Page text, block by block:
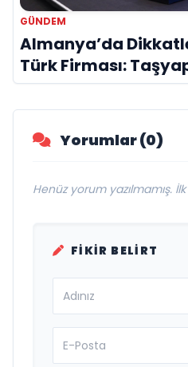
GÜNDEM
Almanya’da
Türk Firması:
Yorumlar (0)
Henüz yorum yazılmamış.
FIKIR BELIRT